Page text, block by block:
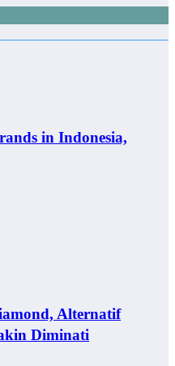
in Indonesia,
Alternatif
Diminati